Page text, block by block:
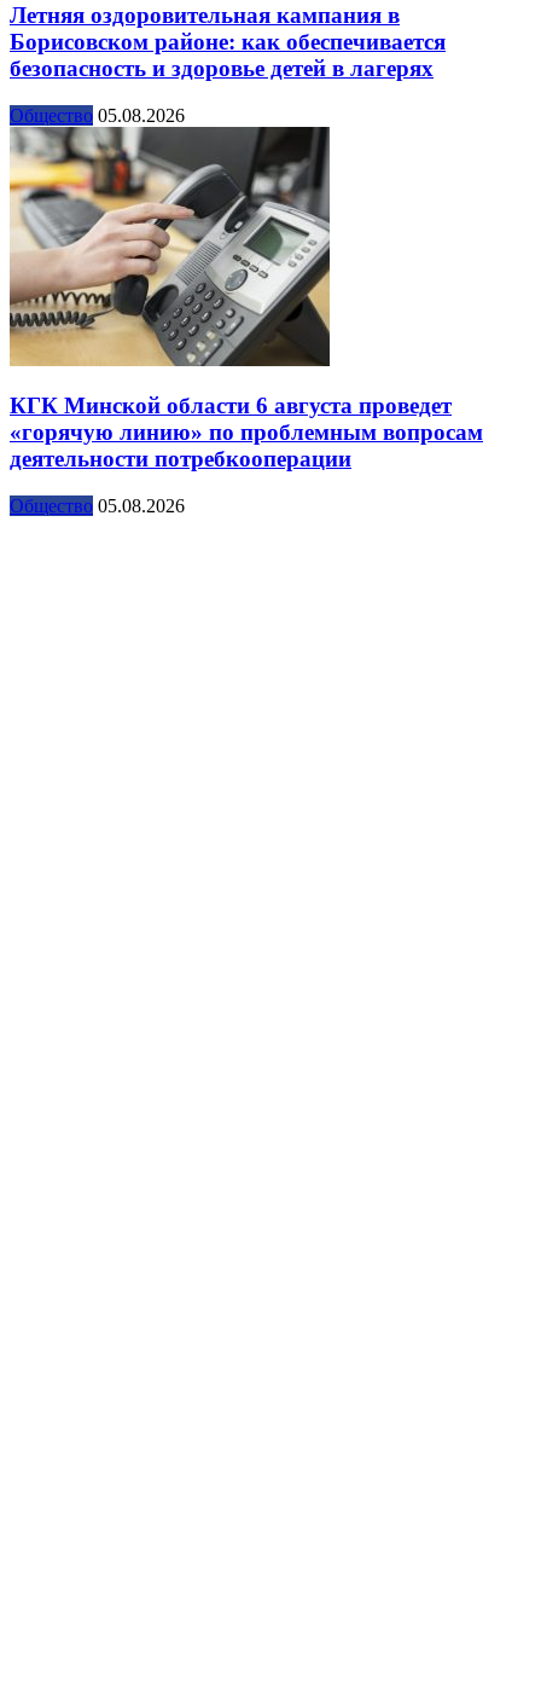
Летняя оздоровительная кампания в
Борисовском районе: как обеспечивается
безопасность и здоровье детей в лагерях
Общество 05.08.2026
КГК Минской области 6 августа проведет
«горячую линию» по проблемным вопросам
деятельности потребкооперации
Общество 05.08.2026